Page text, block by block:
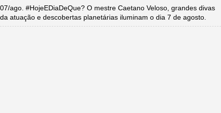
07/ago. #HojeEDiaDeQue? O mestre Caetano Veloso, grandes divas
da atuação e descobertas planetárias iluminam o dia 7 de agosto.